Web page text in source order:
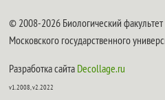
© 2008-2026 Биологический факультет
Московского государственного
Разработка сайта Decollage.ru
v1.2008, v2.2022